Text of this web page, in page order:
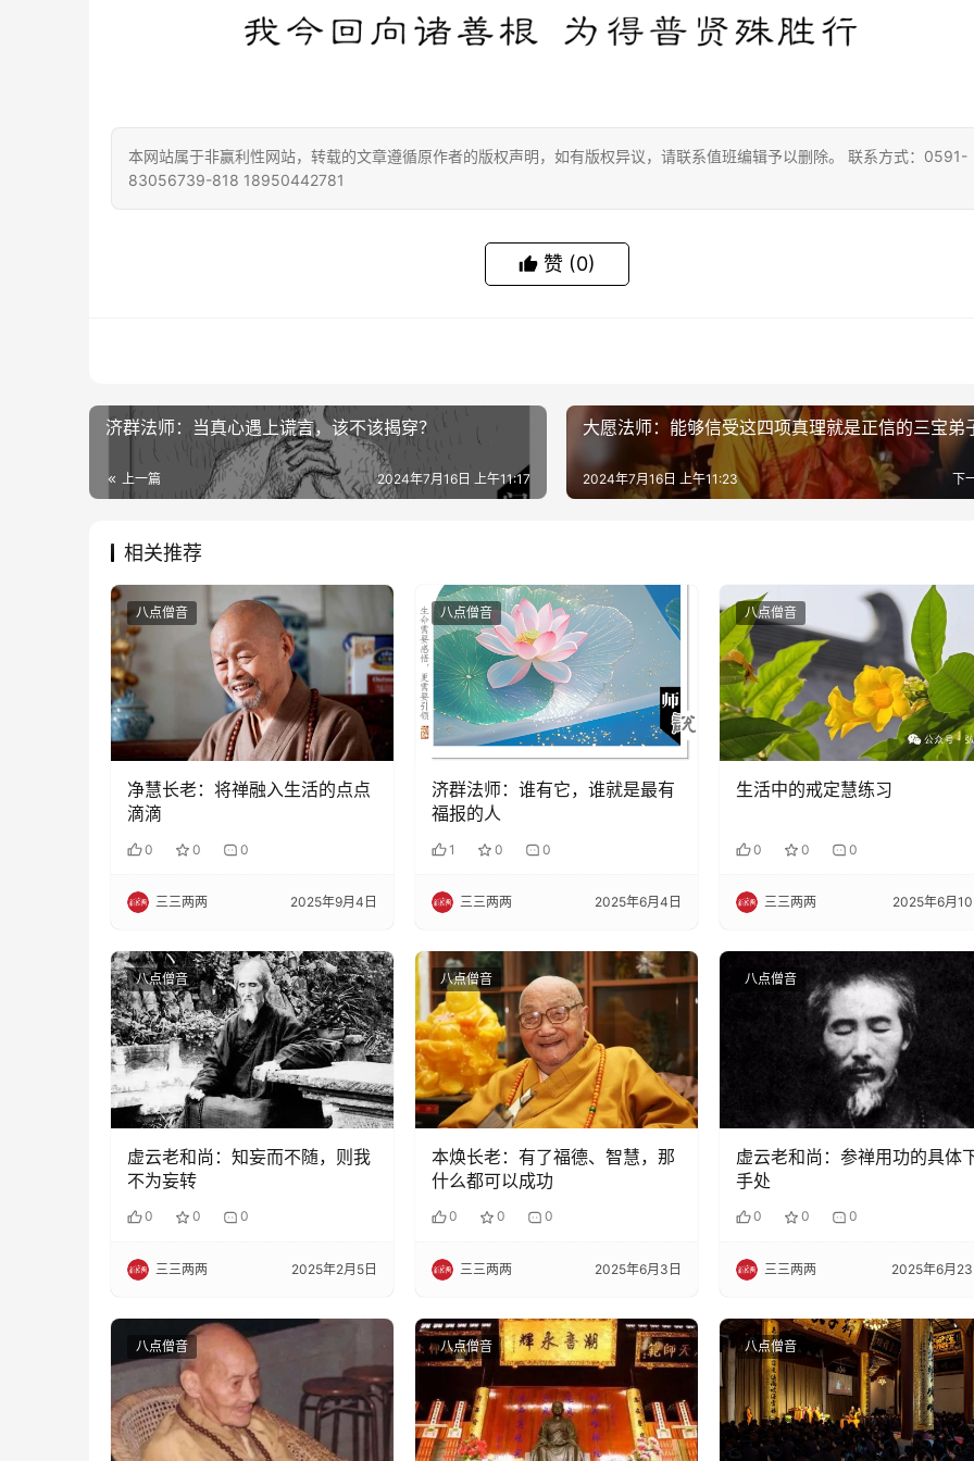
本网站属于非赢利性网站，转载的文章遵循原作者的版权声明，如有版权异议，请联系值班编辑予以删除。 联系方式：0591-
83056739-818 18950442781
赞 (0)
济群法师：当真心遇上谎言，该不该揭穿？
上一篇 2024年7月16日 上午11:17
大愿法师：能够信受这四项真理就是正信的三宝弟
下
2024年7月16日 上午11:23
相关推荐
八点僧音
净慧长老：将禅融入生活的点点
滴滴
0 0 0
三三两两 2025年9月4日
八点僧音
济群法师：谁有它，谁就是最有
福报的人
1 0 0
三三两两 2025年6月4日
八点僧音
生活中的戒定慧练习
0 0 0
三三两两 2025年6月
八点僧音
虚云老和尚：知妄而不随，则我
不为妄转
0 0 0
三三两两 2025年2月5日
八点僧音
本焕长老：有了福德、智慧，那
什么都可以成功
0 0 0
三三两两 2025年6月3日
八点僧音
虚云老和尚：参禅用功的具体
手处
0 0 0
三三两两 2025年6月
八点僧音 八点僧音 八点僧音